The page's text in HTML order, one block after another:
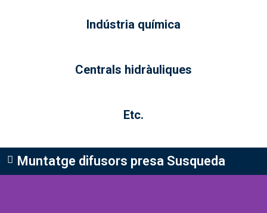
Indústria química
Centrals hidràuliques
Etc.
Muntatge difusors presa Susqueda